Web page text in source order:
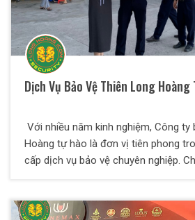
Dịch Vụ Bảo Vệ Thiên Long Hoàng
Với nhiều năm kinh nghiệm, Công ty
Hoàng tự hào là đơn vị tiên phong
cấp dịch vụ bảo vệ chuyên nghiệp.
pháp bảo vệ tối ưu, linh hoạt, giá cả